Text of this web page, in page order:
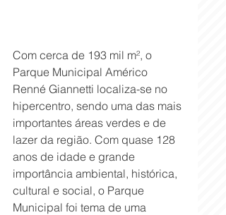
Com cerca de 193 mil m², o
Parque Municipal Américo
Renné Giannetti localiza-se no
hipercentro, sendo uma das mais
importantes áreas verdes e de
lazer da região. Com quase 128
anos de idade e grande
importância ambiental, histórica,
cultural e social, o Parque
Municipal foi tema de uma